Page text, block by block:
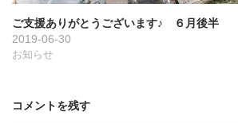
ご支援ありがとうございます♪ ６月後半
2019-06-30
お知らせ
コメントを残す